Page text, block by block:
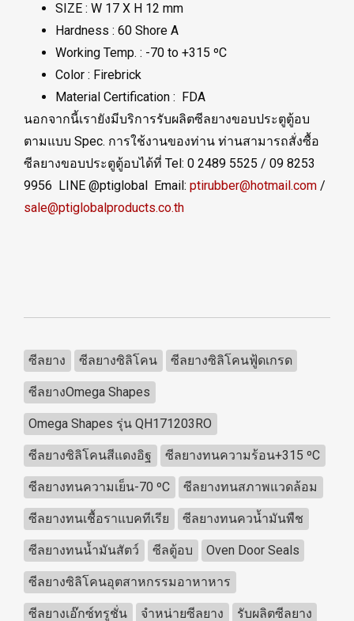
SIZE : W 17 X H 12 mm
Hardness : 60 Shore A
Working Temp. : -70 to +315 ºC
Color : Firebrick
Material Certification : FDA
นอกจากนี้เรายังมีบริการรับผลิตซีลยางขอบประตูตู้อบ
ตามแบบ Spec. การใช้งานของท่าน ท่านสามารถสั่งซื้อ
ซีลยางขอบประตูตู้อบได้ที่ Tel: 0 2489 5525 / 09 8253
9956 LINE @ptiglobal Email: ptirubber@hotmail.com /
sale@ptiglobalproducts.co.th
ซีลยาง ซีลยางซิลิโคน ซีลยางซิลิโคนฟู้ดเกรด
ซีลยางOmega Shapes
Omega Shapes รุ่น QH171203RO
ซีลยางซิลิโคนสีแดงอิฐ ซีลยางทนความร้อน+315 ºC
ซีลยางทนความเย็น-70 ºC ซีลยางทนสภาพแวดล้อม
ซีลยางทนเชื้อราแบคทีเรีย ซีลยางทนควน้ำมันพืช
ซีลยางทนน้ำมันสัตว์ ซีลตู้อบ Oven Door Seals
ซีลยางซิลิโคนอุตสาหกรรมอาหาหาร
ซีลยางเอ๊กซ์ทรูชั่น จำหน่ายซีลยาง รับผลิตซีลยาง